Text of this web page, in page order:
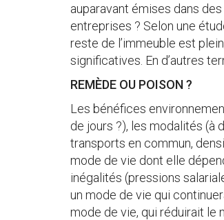
auparavant émises dans
entreprises ? Selon une
reste de l’immeuble est
significatives. En d’autres
REMÈDE OU POISON ?
Les bénéfices
de jours ?), les modalités (à
transports en commun,
mode de vie dont elle
inégalités (pressions
un mode de vie qui
mode de vie, qui réduirait le